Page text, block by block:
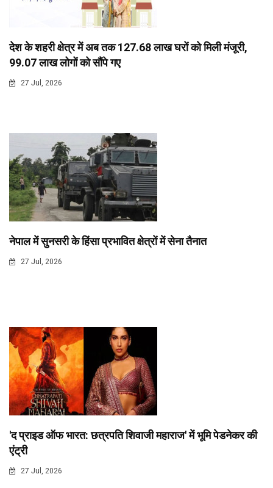
देश के शहरी क्षेत्र में अब तक 127.68 लाख घरों को मिली मंजूरी,
99.07 लाख लोगों को सौंपे गए
27 Jul, 2026
नेपाल में सुनसरी के हिंसा प्रभावित क्षेत्रों में सेना तैनात
27 Jul, 2026
'द प्राइड ऑफ भारत: छत्रपति शिवाजी महाराज' में भूमि पेडनेकर की
एंट्री
27 Jul, 2026